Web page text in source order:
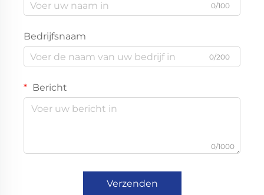
0/100
Bedrijfsnaam
0/200
Bericht
0/1000
Verzenden